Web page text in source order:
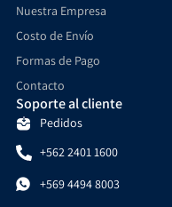
Nuestra Empresa
Costo de Envío
Formas de Pago
Contacto
Soporte al cliente
Pedidos
+562 2401 1600
+569 4494 8003